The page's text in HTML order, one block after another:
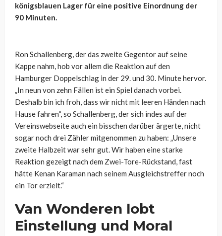
königsblauen Lager für eine positive Einordnung der
90 Minuten.
Ron Schallenberg, der das zweite Gegentor auf seine
Kappe nahm, hob vor allem die Reaktion auf den
Hamburger Doppelschlag in der 29. und 30. Minute hervor.
„In neun von zehn Fällen ist ein Spiel danach vorbei.
Deshalb bin ich froh, dass wir nicht mit leeren Händen nach
Hause fahren“, so Schallenberg, der sich indes auf der
Vereinswebseite auch ein bisschen darüber ärgerte, nicht
sogar noch drei Zähler mitgenommen zu haben: „Unsere
zweite Halbzeit war sehr gut. Wir haben eine starke
Reaktion gezeigt nach dem Zwei-Tore-Rückstand, fast
hätte Kenan Karaman nach seinem Ausgleichstreffer noch
ein Tor erzielt.“
Van Wonderen lobt
Einstellung und Moral